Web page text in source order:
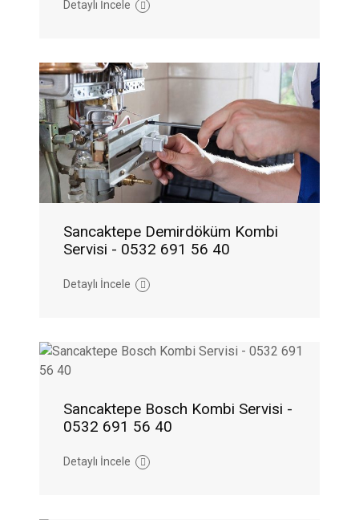
Detaylı İncele
Sancaktepe Demirdöküm Kombi
Servisi - 0532 691 56 40
Detaylı İncele
Sancaktepe Bosch Kombi Servisi -
0532 691 56 40
Detaylı İncele